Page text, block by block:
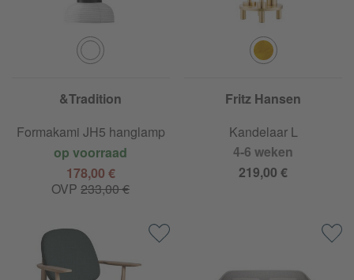
&Tradition
Formakami JH5 hanglamp
op voorraad
178,00 €
OVP233,00 €
Fritz Hansen
Kandelaar L
4-6 weken
219,00 €